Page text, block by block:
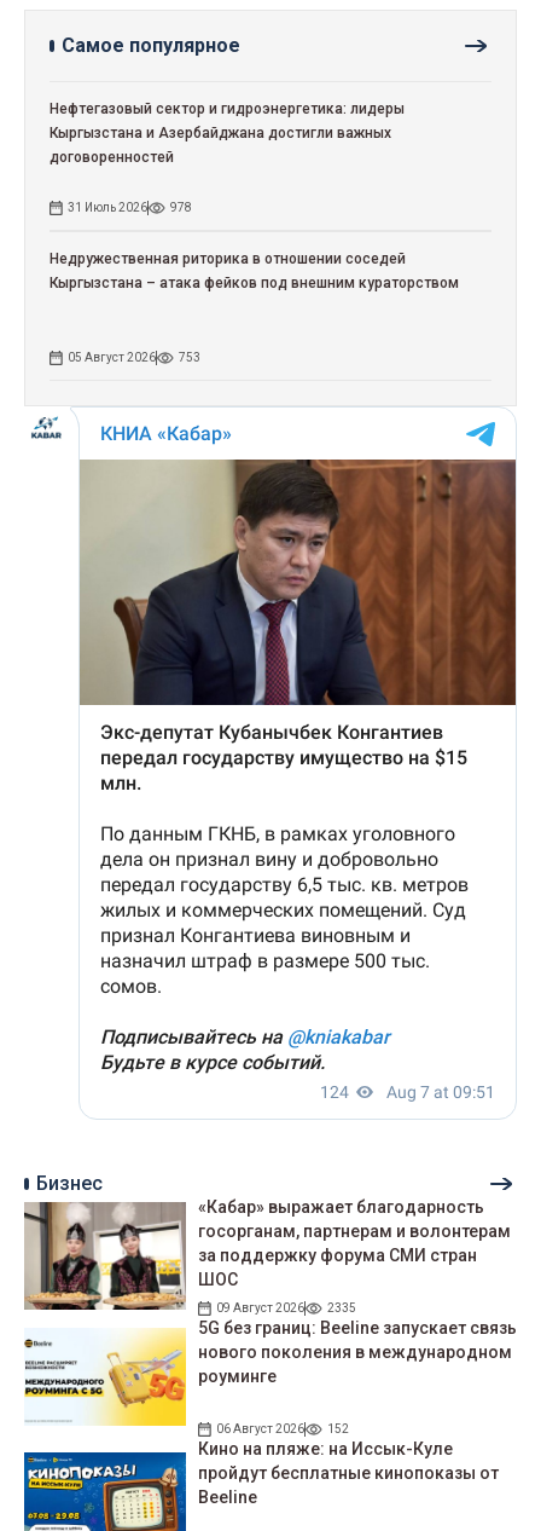
Самое популярное
Нефтегазовый сектор и гидроэнергетика: лидеры
Кыргызстана и Азербайджана достигли важных
договоренностей
31 Июль 2026 978
Недружественная риторика в отношении соседей
Кыргызстана – атака фейков под внешним кураторством
05 Август 2026 753
Бизнес
«Кабар» выражает благодарность
госорганам, партнерам и волонтерам
за поддержку форума СМИ стран
ШОС
09 Август 2026 2335
5G без границ: Beeline запускает связь
нового поколения в международном
роуминге
06 Август 2026 152
Кино на пляже: на Иссык-Куле
пройдут беcплатные кинопоказы от
Beeline